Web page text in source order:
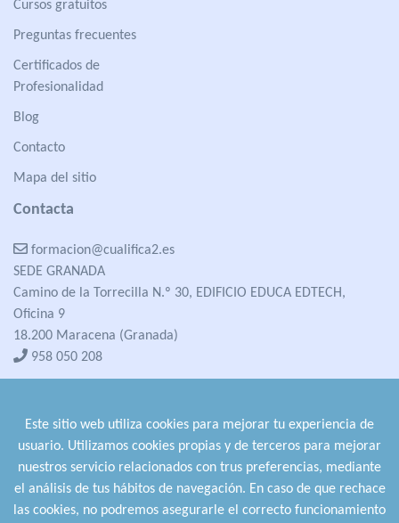
Cursos gratuitos
Preguntas frecuentes
Certificados de
Profesionalidad
Blog
Contacto
Mapa del sitio
Contacta
formacion@cualifica2.es
SEDE GRANADA
Camino de la Torrecilla N.º 30, EDIFICIO EDUCA EDTECH,
Oficina 9
18.200 Maracena (Granada)
958 050 208
Este sitio web utiliza cookies para mejorar tu experiencia de
usuario. Utilizamos cookies propias y de terceros para mejorar
nuestros servicio relacionados con trus preferencias, mediante
el análisis de tus hábitos de navegación. En caso de que rechace
las cookies, no podremos asegurarle el correcto funcionamiento